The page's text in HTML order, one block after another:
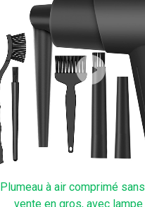
Plumeau à air comprimé
vente en gros, avec lampe